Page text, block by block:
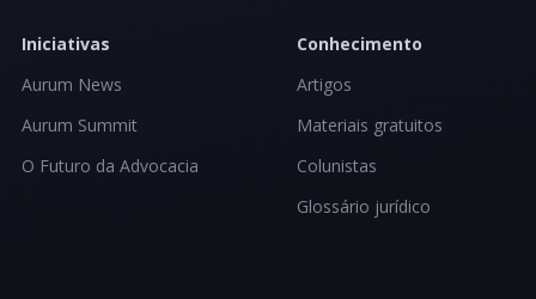
Iniciativas
Aurum News
Aurum Summit
O Futuro da Advocacia
Conhecimento
Artigos
Materiais gratuitos
Colunistas
Glossário jurídico